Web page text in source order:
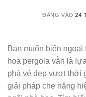
ĐĂNG VÀO24
Bạn muốn biến ngoại
hoa pergola vẫn là
phá vẻ đẹp vượt thời
giải pháp che nắng